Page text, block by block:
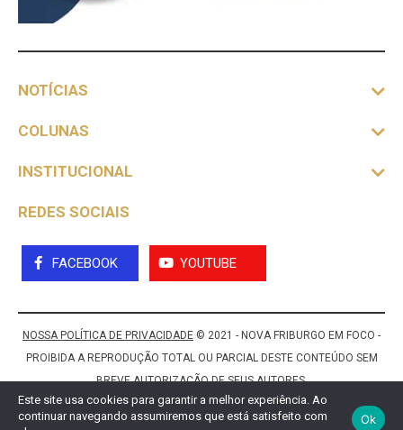
NOTÍCIAS
COLUNAS
INSTITUCIONAL
REDES SOCIAIS
FACEBOOK YOUTUBE
NOSSA POLÍTICA DE PRIVACIDADE © 2021 - NOVA FRIBURGO EM FOCO -
PROIBIDA A REPRODUÇÃO TOTAL OU PARCIAL DESTE CONTEÚDO SEM
BREVE AUTORIZAÇÃO DE SEUS AUTORES.
Este site usa cookies para garantir a melhor experiência. Ao
continuar navegando assumiremos que está satisfeito com
Ok